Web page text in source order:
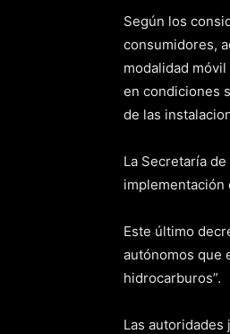
Según los
consumidores,
modalidad
en condiciones
de las
La Secretaría
implementación
Este último
autónomos que
hidrocarburos”.
Las